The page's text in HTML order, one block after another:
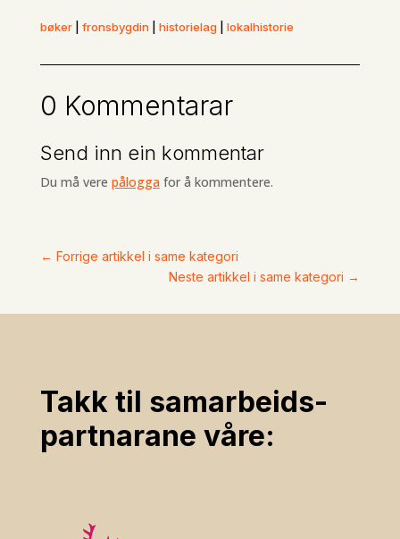
bøker| fronsbygdin| historielag| lokalhistorie
0 Kommentarar
Send inn ein kommentar
Du må vere påloggafor å kommentere.
← Forrige artikkel i same kategori
Neste artikkel i same kategori →
Takk til samarbeids­
partnarane våre: